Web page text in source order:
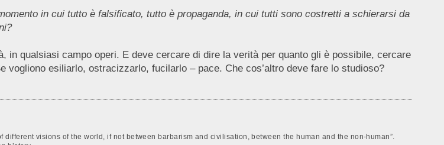
in cui tutto è falsificato, tutto è propaganda, in cui tutti sono costretti a schierarsi da
qualsiasi campo operi. E deve cercare di dire la verità per quanto gli è possibile, cercare
esiliarlo, ostracizzarlo, fucilarlo – pace. Che cos’altro deve fare lo studioso?
visions of the world, if not between barbarism and civilisation, between the human and the non-human”.